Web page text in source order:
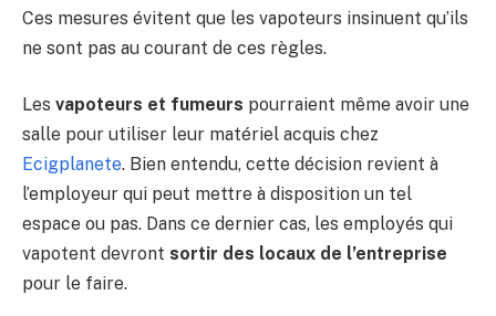
Ces mesures évitent que les vapoteurs insinuent qu’ils
ne sont pas au courant de ces règles.
Les vapoteurs et fumeurs pourraient même avoir une
salle pour utiliser leur matériel acquis chez
Ecigplanete. Bien entendu, cette décision revient à
l’employeur qui peut mettre à disposition un tel
espace ou pas. Dans ce dernier cas, les employés qui
vapotent devront sortir des locaux de l’entreprise
pour le faire.